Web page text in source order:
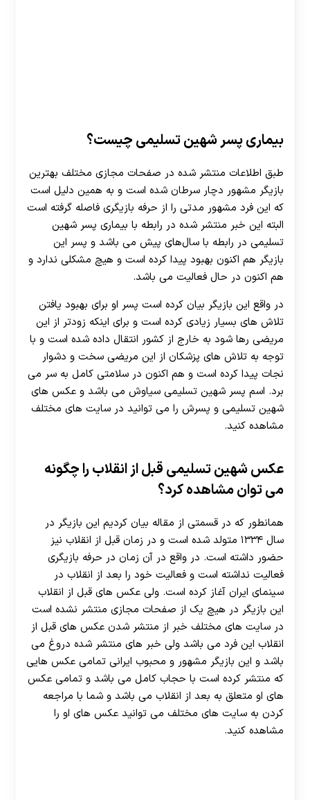
بیماری پسر شهین تسلیمی چیست؟
طبق اطلاعات منتشر شده در صفحات مجازی مختلف بهترین
بازیگر مشهور دچار سرطان شده است و به همین دلیل است
که این فرد مشهور مدتی را از حرفه بازیگری فاصله گرفته است
البته این خبر منتشر شده در رابطه با بیماری پسر شهین
تسلیمی در رابطه با سال‌های پیش می باشد و پسر این
بازیگر هم اکنون بهبود پیدا کرده است و هیچ‌ مشکلی ندارد و
هم‌ اکنون در حال فعالیت می باشد.
در واقع این بازیگر بیان کرده است پسر او برای بهبود یافتن
تلاش های بسیار زیادی کرده است و برای اینکه زودتر از این
مریضی رها شود به خارج از کشور انتقال داده شده است و با
توجه به تلاش های پزشکان از این مریضی سخت و دشوار
نجات پیدا کرده است و هم اکنون در سلامتی کامل به سر می
برد. اسم پسر شهین تسلیمی سیاوش می باشد و عکس های
شهین تسلیمی و پسرش را می توانید در سایت های مختلف
مشاهده کنید.
عکس شهین تسلیمی قبل از انقلاب را چگونه
می توان مشاهده کرد؟
همانطور که در قسمتی از مقاله بیان کردیم این بازیگر در
سال ۱۳۳۴ متولد شده است و در زمان قبل از انقلاب نیز
حضور داشته است. در واقع در آن زمان در حرفه بازیگری
فعالیت نداشته است و فعالیت خود را بعد از انقلاب در
سینمای ایران آغاز کرده است. ولی عکس های قبل از انقلاب
این بازیگر در هیچ یک از صفحات مجازی منتشر نشده است
در سایت های مختلف خبر از منتشر شدن عکس های قبل از
انقلاب این فرد می باشد ولی خبر های منتشر شده دروغ می
باشد و این بازیگر مشهور و محبوب ایرانی تمامی عکس هایی
که منتشر کرده است با حجاب کامل می باشد و تمامی عکس
های او متعلق به بعد از انقلاب می باشد و شما با مراجعه
کردن به سایت های مختلف می توانید عکس های او را
مشاهده کنید.